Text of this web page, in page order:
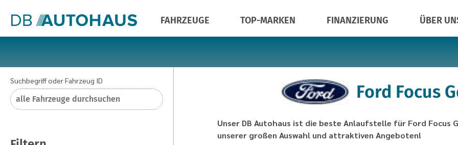
FAHRZEUGE TOP-MARKEN FINANZIERUNG ÜBER
Suchbegriff oder Fahrzeug ID
Ford Focus
Unser DB Autohaus ist die beste Anlaufstelle für Ford Focus
unserer großen Auswahl und attraktiven Angeboten!